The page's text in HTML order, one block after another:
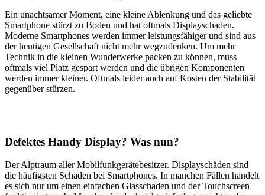
Ein unachtsamer Moment, eine kleine Ablenkung und das geliebte
Smartphone stürzt zu Boden und hat oftmals Displayschaden.
Moderne Smartphones werden immer leistungsfähiger und sind aus
der heutigen Gesellschaft nicht mehr wegzudenken. Um mehr
Technik in die kleinen Wunderwerke packen zu können, muss
oftmals viel Platz gespart werden und die übrigen Komponenten
werden immer kleiner. Oftmals leider auch auf Kosten der Stabilität
gegenüber stürzen.
Defektes Handy Display? Was nun?
Der Alptraum aller Mobilfunkgerätebesitzer. Displayschäden sind
die häufigsten Schäden bei Smartphones. In manchen Fällen handelt
es sich nur um einen einfachen Glasschaden und der Touchscreen